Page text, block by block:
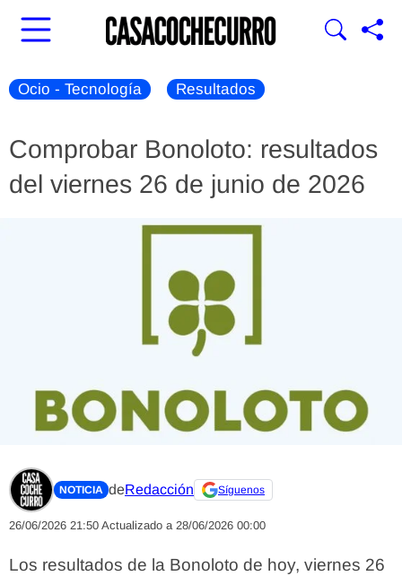
Ocio - Tecnología Resultados
Comprobar Bonoloto: resultados
del viernes 26 de junio de 2026
NOTICIA deRedacción Síguenos
26/06/2026 21:50 Actualizado a 28/06/2026 00:00
Los resultados de la Bonoloto de hoy, viernes 26